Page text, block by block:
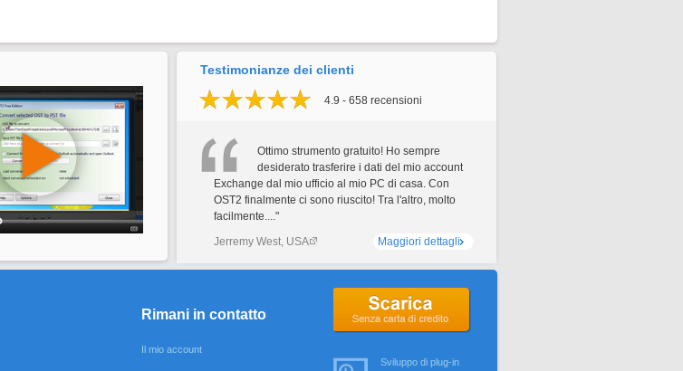
Testimonianze dei clienti
4.9 - 658 recensioni
Ottimo strumento gratuito! Ho sempre
desiderato trasferire i dati del mio account
Exchange dal mio ufficio al mio PC di casa. Con
OST2 finalmente ci sono riuscito! Tra l'altro, molto
facilmente...."
Jerremy West, USA
Maggiori dettagli
Rimani in contatto
Il mio account
Senza carta di credito
Sviluppo di plug-in